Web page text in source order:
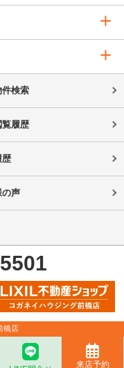
件検索
覧履歴
歴
の声
橋店
来店予約